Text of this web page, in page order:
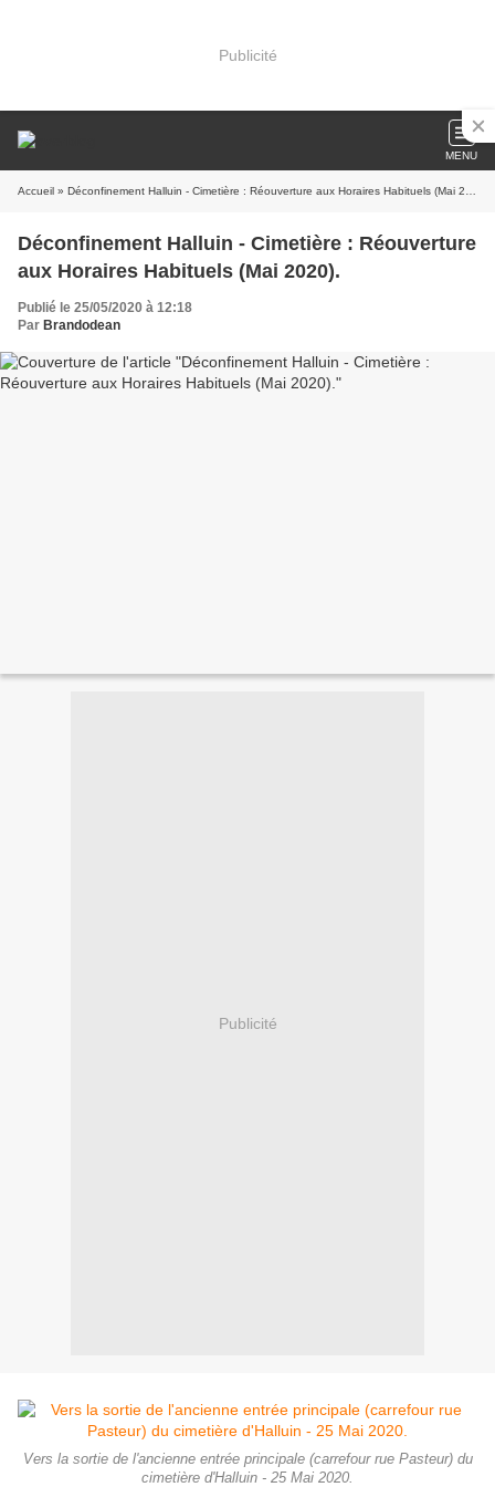
Publicité
MENU
Accueil » Déconfinement Halluin - Cimetière : Réouverture aux Horaires Habituels (Mai 2020).
Déconfinement Halluin - Cimetière : Réouverture
aux Horaires Habituels (Mai 2020).
Publié le 25/05/2020 à 12:18
Par Brandodean
Publicité
Vers la sortie de l'ancienne entrée principale (carrefour rue Pasteur) du
cimetière d'Halluin - 25 Mai 2020.